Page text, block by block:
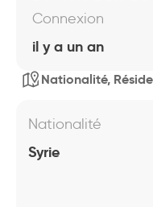
Connexion
il y a un an
Nationalité,
Nationalité
Syrie